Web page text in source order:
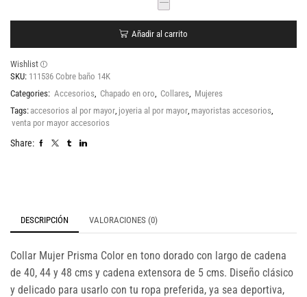
Añadir al carrito
Wishlist
SKU: 111536 Cobre baño 14K
Categories: Accesorios Chapado en oro Collares Mujeres
Tags: accesorios al por mayor joyeria al por mayor mayoristas accesorios
venta por mayor accesorios
Share:
DESCRIPCIÓN VALORACIONES (0)
Collar Mujer Prisma Color en tono dorado con largo de cadena
de 40, 44 y 48 cms y cadena extensora de 5 cms. Diseño clásico
y delicado para usarlo con tu ropa preferida, ya sea deportiva,